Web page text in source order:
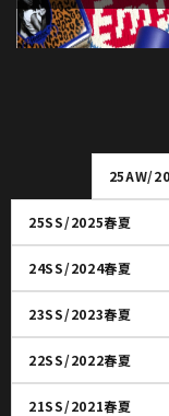
25AW/
25SS/2025春夏
24SS/2024春夏
23SS/2023春夏
22SS/2022春夏
21SS/2021春夏